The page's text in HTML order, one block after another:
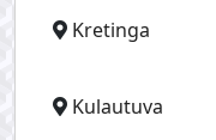
Kretinga
Kulautuva